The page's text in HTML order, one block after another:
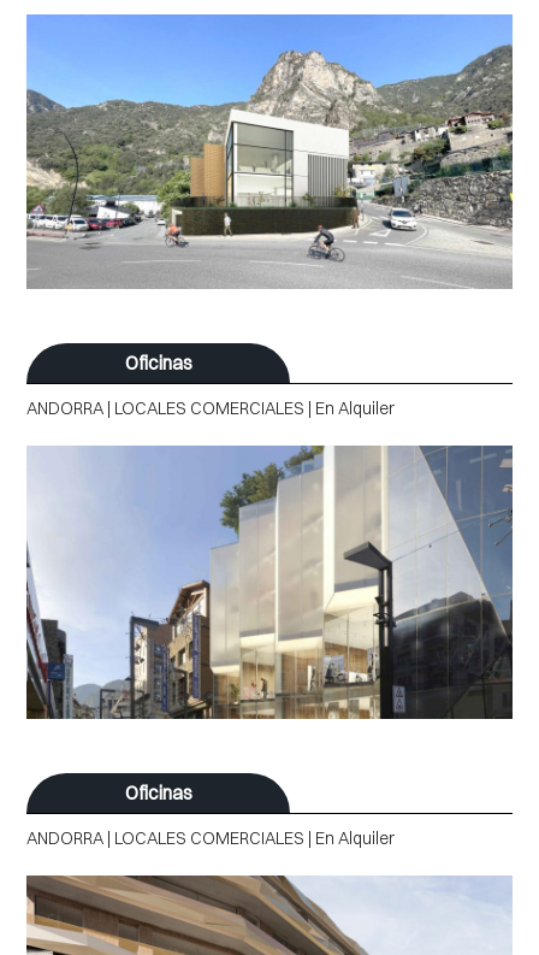
Oficinas
ANDORRA | LOCALES COMERCIALES | En Alquiler
Oficinas
ANDORRA | LOCALES COMERCIALES | En Alquiler